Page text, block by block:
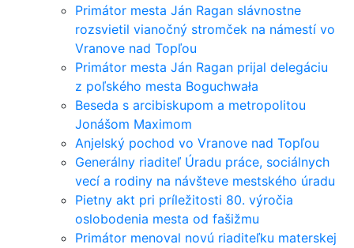
Primátor mesta Ján Ragan slávnostne
rozsvietil vianočný stromček na námestí vo
Vranove nad Topľou
Primátor mesta Ján Ragan prijal delegáciu
z poľského mesta Boguchwała
Beseda s arcibiskupom a metropolitou
Jonášom Maximom
Anjelský pochod vo Vranove nad Topľou
Generálny riaditeľ Úradu práce, sociálnych
vecí a rodiny na návšteve mestského úradu
Pietny akt pri príležitosti 80. výročia
oslobodenia mesta od fašižmu
Primátor menoval novú riaditeľku materskej